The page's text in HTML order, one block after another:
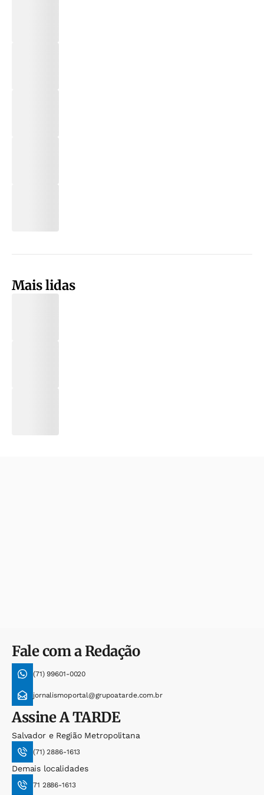
Mais lidas
Fale com a Redação
(71) 99601-0020
jornalismoportal@grupoatarde.com.br
AssineA TARDE
Salvador e Região Metropolitana
(71) 2886-1613
Demais localidades
71 2886-1613